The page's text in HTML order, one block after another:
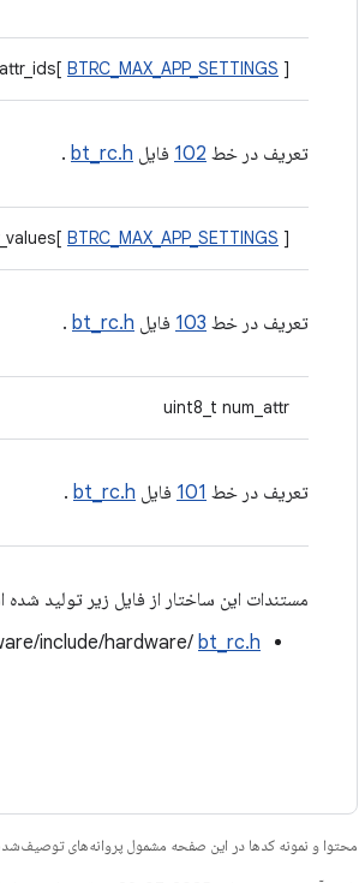
BTRC_MAX_APP_SETTINGS ]
تعریف در خط 102 فایل bt_rc.h
.
BTRC_MAX_APP_SETTINGS ]
تعریف در خط 103 فایل bt_rc.h
.
uint8_t num_attr
تعریف در خط 101 فایل bt_rc.h
.
مستندات این ساختار از فایل زیر تولید
include/hardware/ bt_rc.h
محتوا و نمونه کدها در این صفحه مشمول پروانه‌های